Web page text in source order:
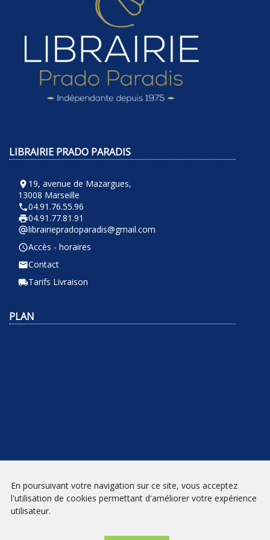
LIBRAIRIE PRADO PARADIS
room 19, avenue de Mazargues,
13008 Marseille
phone04.91.76.55.96
local_printshop04.91.77.81.91
alternate_emaillibrairiepradoparadis@gmail.com
query_builderAccès - horaires
emailContact
local_shippingTarifs Livraison
PLAN
NEWSLETTER
En poursuivant votre navigation sur ce site, vous acceptez
l'utilisation de cookies permettant d'améliorer votre expérience
utilisateur.